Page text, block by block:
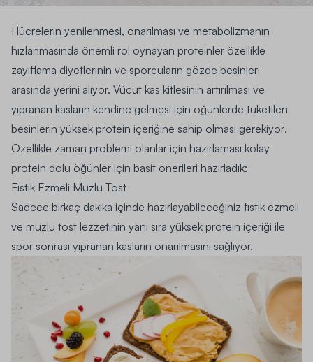
Hücrelerin yenilenmesi, onarılması ve metabolizmanın
hızlanmasında önemli rol oynayan proteinler özellikle
zayıflama diyetlerinin ve sporcuların gözde besinleri
arasında yerini alıyor. Vücut kas kitlesinin artırılması ve
yıpranan kasların kendine gelmesi için öğünlerde tüketilen
besinlerin yüksek protein içeriğine sahip olması gerekiyor.
Özellikle zaman problemi olanlar için hazırlaması kolay
protein dolu öğünler için basit önerileri hazırladık:
Fıstık Ezmeli Muzlu Tost
Sadece birkaç dakika içinde hazırlayabileceğiniz fıstık ezmeli
ve muzlu tost lezzetinin yanı sıra yüksek protein içeriği ile
spor sonrası yıpranan kasların onarılmasını sağlıyor.